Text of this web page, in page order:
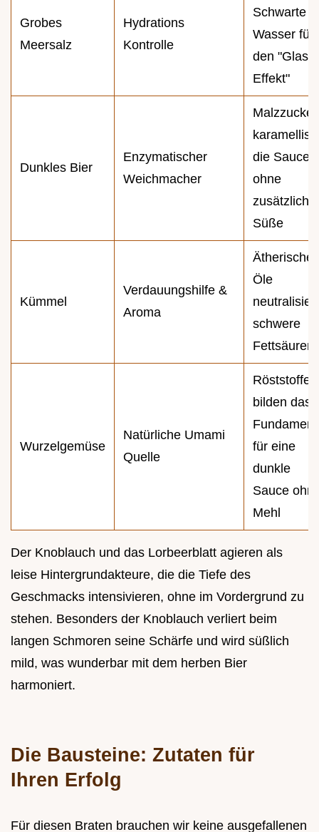
Grobes
Meersalz
Hydrations
Kontrolle
Schwarte
Wasser für
den "Glas
Effekt"
Dunkles Bier
Enzymatischer
Weichmacher
Malzzucker
die Sauce
ohne
zusätzliche
Süße
Kümmel
Verdauungshilfe &
Aroma
Ätherische
Öle
schwere
Fettsäuren
Wurzelgemüse
Natürliche Umami
Quelle
Röststoffe
bilden das
Fundament
für eine
dunkle
Sauce
Mehl
Der Knoblauch und das Lorbeerblatt agieren als
leise Hintergrundakteure, die die Tiefe des
Geschmacks intensivieren, ohne im Vordergrund zu
stehen. Besonders der Knoblauch verliert beim
langen Schmoren seine Schärfe und wird süßlich
mild, was wunderbar mit dem herben Bier
harmoniert.
Die Bausteine: Zutaten für
Ihren Erfolg
Für diesen Braten brauchen wir keine ausgefallenen